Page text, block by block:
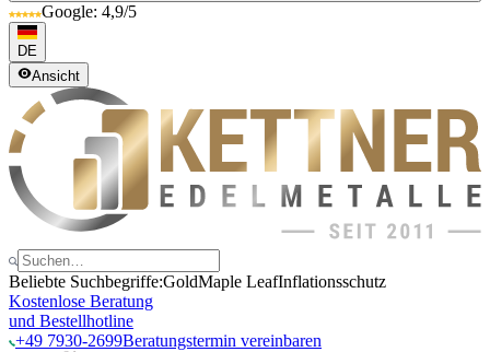
Google: 4,9/5
DE
Ansicht
Beliebte Suchbegriffe:GoldMaple LeafInflationsschutz
Kostenlose Beratung
und Bestellhotline
+49 7930-2699Beratungstermin vereinbaren